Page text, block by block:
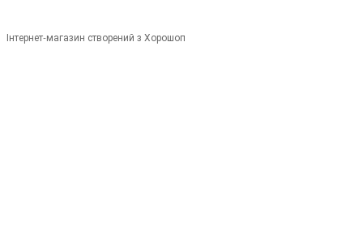
Інтернет-магазин створений з Хорошоп